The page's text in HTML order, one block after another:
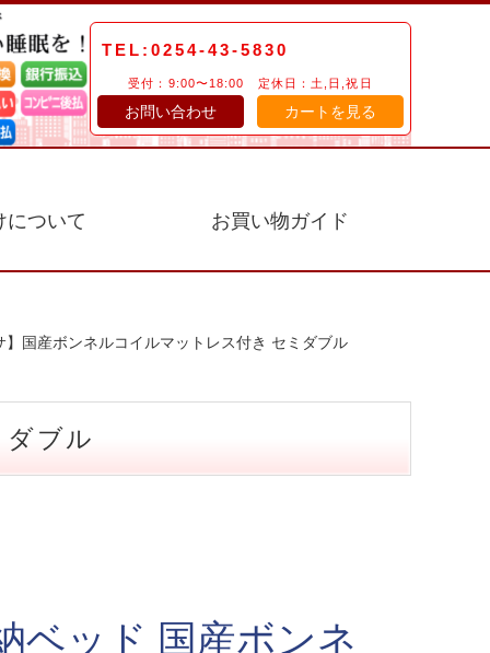
TEL:0254-43-5830
受付：9:00〜18:00 定休日：土,日,祝日
お問い合わせ カートを見る
について お買い物ガイド
国産ボンネルコイルマットレス付き セミダブル
ブル
ベッド 国産ボンネ